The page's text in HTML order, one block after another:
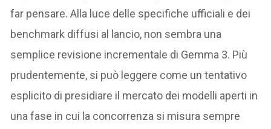
far pensare. Alla luce delle specifiche ufficiali e dei
benchmark diffusi al lancio, non sembra una
semplice revisione incrementale di Gemma 3. Più
prudentemente, si può leggere come un tentativo
esplicito di presidiare il mercato dei modelli aperti in
una fase in cui la concorrenza si misura sempre